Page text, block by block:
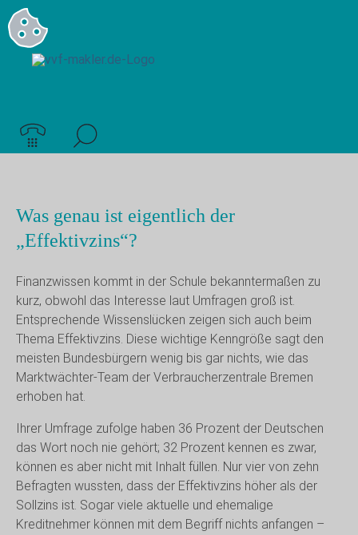
Was genau ist eigentlich der
„Effektivzins“?
Finanzwissen kommt in der Schule bekanntermaßen zu
kurz, obwohl das Interesse laut Umfragen groß ist.
Entsprechende Wissenslücken zeigen sich auch beim
Thema Effektivzins. Diese wichtige Kenngröße sagt den
meisten Bundesbürgern wenig bis gar nichts, wie das
Marktwächter-Team der Verbraucherzentrale Bremen
erhoben hat.
Ihrer Umfrage zufolge haben 36 Prozent der Deutschen
das Wort noch nie gehört; 32 Prozent kennen es zwar,
können es aber nicht mit Inhalt füllen. Nur vier von zehn
Befragten wussten, dass der Effektivzins höher als der
Sollzins ist. Sogar viele aktuelle und ehemalige
Kreditnehmer können mit dem Begriff nichts anfangen –